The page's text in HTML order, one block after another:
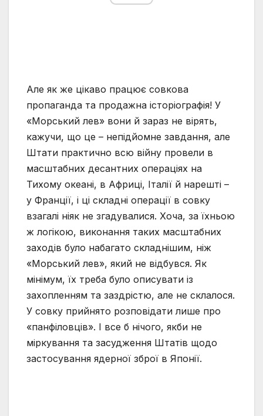
Але як же цікаво працює совкова
пропаганда та продажна історіографія! У
«Морський лев» вони й зараз не вірять,
кажучи, що це – непідйомне завдання, але
Штати практично всю війну провели в
масштабних десантних операціях на
Тихому океані, в Африці, Італії й нарешті –
у Франції, і ці складні операції в совку
взагалі ніяк не згадувалися. Хоча, за їхньою
ж логікою, виконання таких масштабних
заходів було набагато складнішим, ніж
«Морський лев», який не відбувся. Як
мінімум, їх треба було описувати із
захопленням та заздрістю, але не склалося.
У совку прийнято розповідати лише про
«панфіловців». І все б нічого, якби не
міркування та засудження Штатів щодо
застосування ядерної зброї в Японії.